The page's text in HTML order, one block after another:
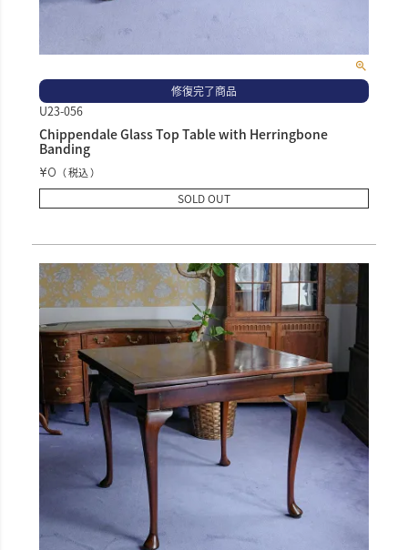
修復完了商品
U23-056
Chippendale Glass Top Table with Herringbone
Banding
¥0 税込
SOLD OUT